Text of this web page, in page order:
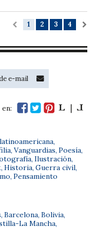
1 2 3 4
,
, Vanguardias, Poesía,
, Ilustración,
, Historia, Guerra civil,
, Pensamiento
, Barcelona, Bolivia,
La Mancha,